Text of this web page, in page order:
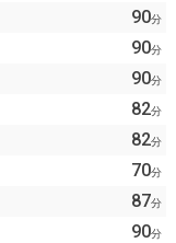
90分
90分
90分
82分
82分
70分
87分
90分